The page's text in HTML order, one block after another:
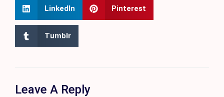
LinkedIn Pinterest
Tumblr
Leave A Reply